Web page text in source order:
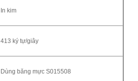
In kim
413 ký tự/giây
Dùng băng mực S015508